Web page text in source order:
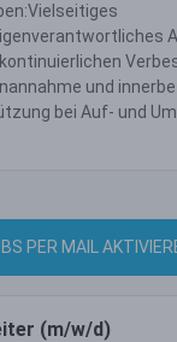
und
bei Auf- und
PER MAIL
(m/w/d)